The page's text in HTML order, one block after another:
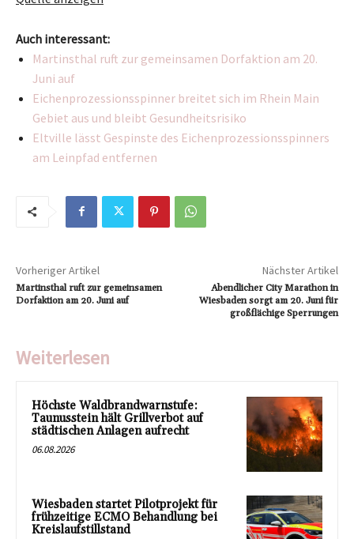
Auch interessant:
Martinsthal ruft zur gemeinsamen Dorfaktion am 20.
Juni auf
Eichenprozessionsspinner breitet sich im Rhein Main
Gebiet aus und bleibt Gesundheitsrisiko
Eltville lässt Gespinste des Eichenprozessionsspinners
am Leinpfad entfernen
Vorheriger Artikel
Martinsthal ruft zur gemeinsamen
Dorfaktion am 20. Juni auf
Nächster Artikel
Abendlicher City Marathon in
Wiesbaden sorgt am 20. Juni für
großflächige Sperrungen
Weiterlesen
Höchste Waldbrandwarnstufe:
Taunusstein hält Grillverbot auf
städtischen Anlagen aufrecht
06.08.2026
Wiesbaden startet Pilotprojekt für
frühzeitige ECMO Behandlung bei
Kreislaufstillstand